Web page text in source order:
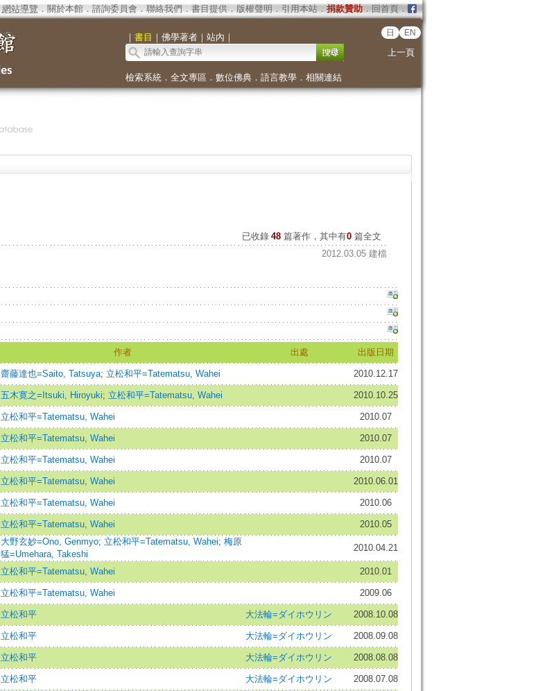
網站導覽 ． 關於本館． 諮詢委員會． 聯絡我們 ． 書目提供． 版權聲明 ． 引用本站． 捐款贊助．回首頁．
｜ 書目 ｜ 佛學著者｜ 站內 ｜ 日 EN
上一頁
檢索系統． 全文專區 ． 數位佛典． 語言教學． 相關連結
已收錄 48 篇著作，其中有0篇全文
2012.03.05 建檔
作者 出處 出版日期
齋藤達也=Saito, Tatsuya; 立松和平=Tatematsu, Wahei 2010.12.17
五木寛之=Itsuki, Hiroyuki; 立松和平=Tatematsu, Wahei 2010.10.25
立松和平=Tatematsu, Wahei 2010.07
立松和平=Tatematsu, Wahei 2010.07
立松和平=Tatematsu, Wahei 2010.07
立松和平=Tatematsu, Wahei 2010.06.01
立松和平=Tatematsu, Wahei 2010.06
立松和平=Tatematsu, Wahei 2010.05
大野玄妙=Ono, Genmyo; 立松和平=Tatematsu, Wahei; 梅原
猛=Umehara, Takeshi
2010.04.21
立松和平=Tatematsu, Wahei 2010.01
立松和平=Tatematsu, Wahei 2009.06
立松和平 大法輪=ダイホウリン 2008.10.08
立松和平 大法輪=ダイホウリン 2008.09.08
立松和平 大法輪=ダイホウリン 2008.08.08
立松和平 大法輪=ダイホウリン 2008.07.08